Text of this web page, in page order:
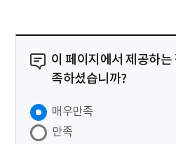
이 페이지에서 제공하는
족하셨습니까?
매우만족
만족